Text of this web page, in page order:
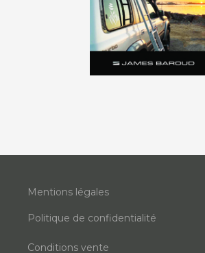
Mentions légales
Politique de confidentialité
Conditions vente